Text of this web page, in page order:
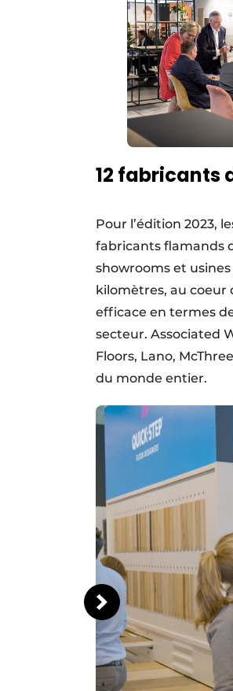
12 fabricants
Pour l’édition 2023,
fabricants flamands
showrooms et
kilomètres, au coeur
efficace en termes
secteur. Associated
Floors, Lano,
du monde entier.